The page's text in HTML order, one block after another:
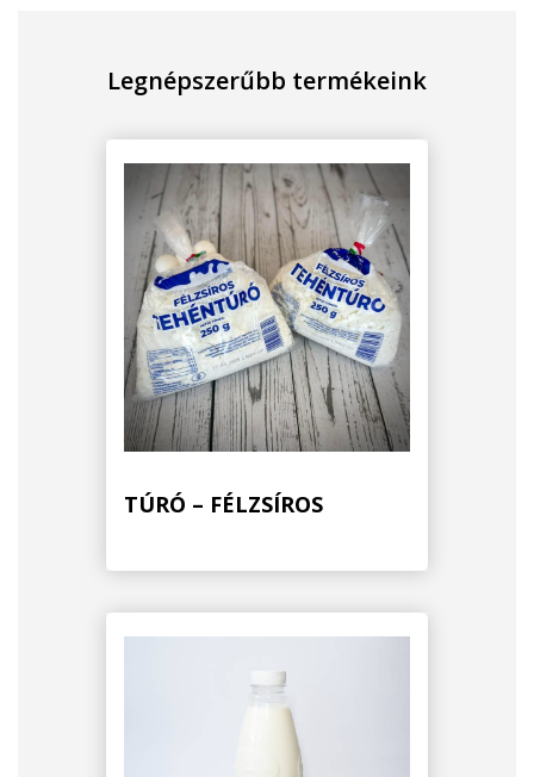
Legnépszerűbb termékeink
TÚRÓ – FÉLZSÍROS